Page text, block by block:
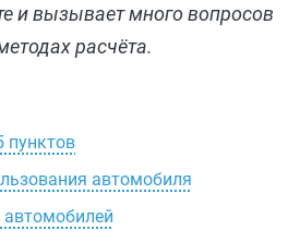
и вызывает много вопросов
расчёта.
пунктов
автомобиля